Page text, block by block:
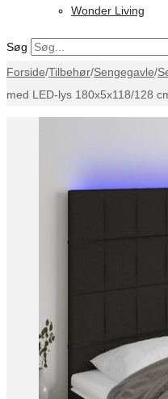
Wonder Living
Søg
Forside/Tilbehør/Sengegavle/
med LED-lys 180x5x118/128